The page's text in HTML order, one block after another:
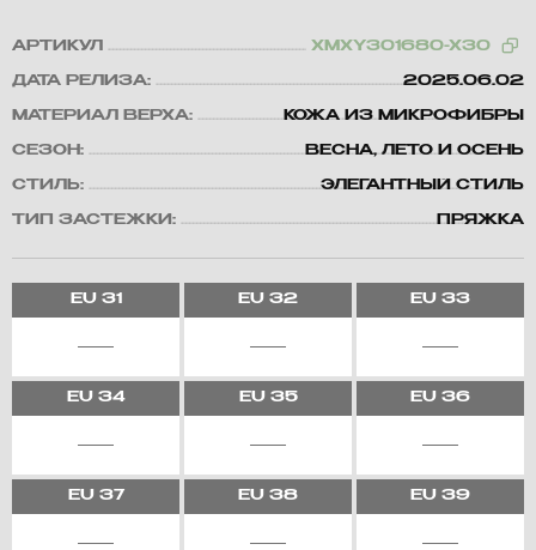
АРТИКУЛ XMXY301680-X30
ДАТА РЕЛИЗА: 2025.06.02
МАТЕРИАЛ ВЕРХА: КОЖА ИЗ МИКРОФИБРЫ
СЕЗОН: ВЕСНА, ЛЕТО И ОСЕНЬ
СТИЛЬ: ЭЛЕГАНТНЫЙ СТИЛЬ
ТИП ЗАСТЕЖКИ: ПРЯЖКА
EU31 EU 32 EU 33
EU34 EU35 EU 36
EU37 EU 38 EU 39